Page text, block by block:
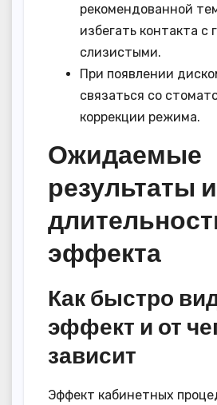
рекомендованной
избегать контакта с
слизистыми.
При появлении
связаться со
коррекции режима.
Ожидаемые
результаты и
эффекта
Как быстро
эффект и от
зависит
Эффект кабинетных